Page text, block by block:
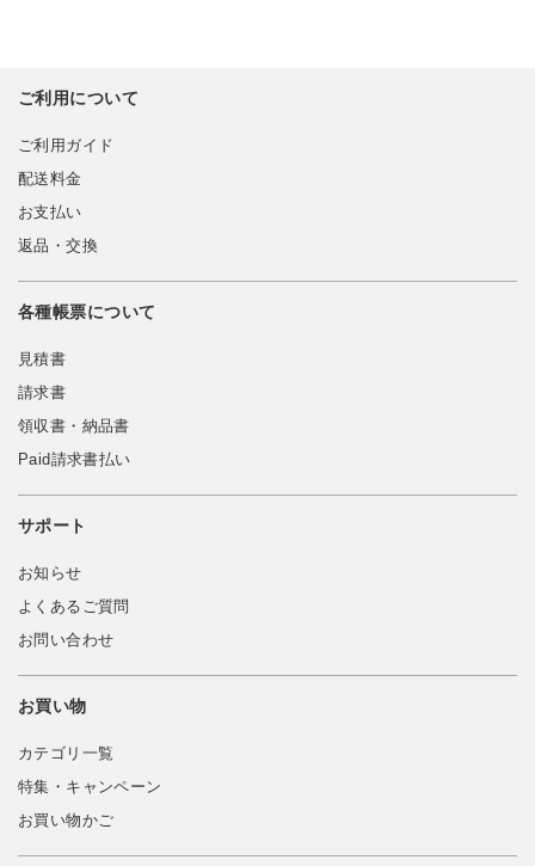
ご利用について
ご利用ガイド
配送料金
お支払い
返品・交換
各種帳票について
見積書
請求書
領収書・納品書
Paid請求書払い
サポート
お知らせ
よくあるご質問
お問い合わせ
お買い物
カテゴリ一覧
特集・キャンペーン
お買い物かご